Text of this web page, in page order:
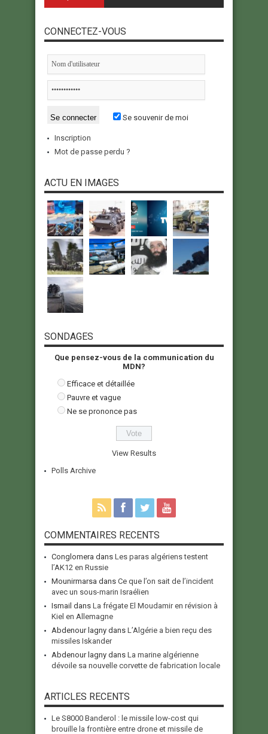
CONNECTEZ-VOUS
Se souvenir de moi
Inscription
Mot de passe perdu ?
ACTU EN IMAGES
SONDAGES
Que pensez-vous de la communication du
MDN?
Efficace et détaillée
Pauvre et vague
Ne se prononce pas
View Results
Polls Archive
COMMENTAIRES RECENTS
Conglomera dans Les paras algériens testent
l’AK12 en Russie
Mounirmarsa dans Ce que l’on sait de l’incident
avec un sous-marin Israélien
Ismail dans La frégate El Moudamir en révision à
Kiel en Allemagne
Abdenour lagny dans L’Algérie a bien reçu des
missiles Iskander
Abdenour lagny dans La marine algérienne
dévoile sa nouvelle corvette de fabrication locale
ARTICLES RECENTS
Le S8000 Banderol : le missile low-cost qui
brouille la frontière entre drone et missile de